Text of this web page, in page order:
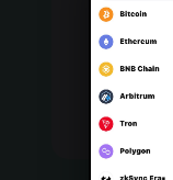
Português (Portugal)
Bahasa Indonesia